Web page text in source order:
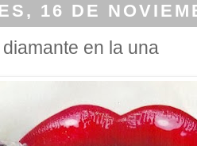
16 DE
en la una